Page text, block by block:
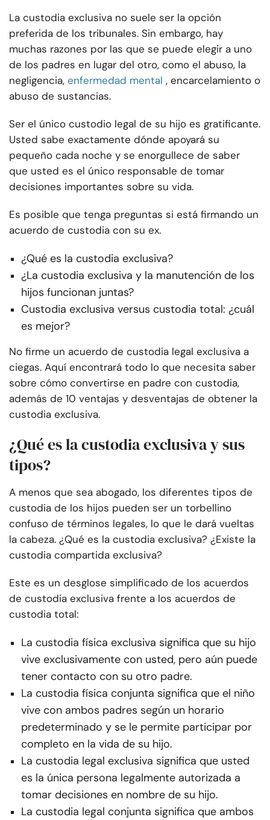
La custodia exclusiva no suele ser la opción
preferida de los tribunales. Sin embargo, hay
muchas razones por las que se puede elegir a uno
de los padres en lugar del otro, como el abuso, la
negligencia, enfermedad mental , encarcelamiento o
abuso de sustancias.
Ser el único custodio legal de su hijo es gratificante.
Usted sabe exactamente dónde apoyará su
pequeño cada noche y se enorgullece de saber
que usted es el único responsable de tomar
decisiones importantes sobre su vida.
Es posible que tenga preguntas si está firmando un
acuerdo de custodia con su ex.
¿Qué es la custodia exclusiva?
¿La custodia exclusiva y la manutención de los
hijos funcionan juntas?
Custodia exclusiva versus custodia total: ¿cuál
es mejor?
No firme un acuerdo de custodia legal exclusiva a
ciegas. Aquí encontrará todo lo que necesita saber
sobre cómo convertirse en padre con custodia,
además de 10 ventajas y desventajas de obtener la
custodia exclusiva.
¿Qué es la custodia exclusiva y sus
tipos?
A menos que sea abogado, los diferentes tipos de
custodia de los hijos pueden ser un torbellino
confuso de términos legales, lo que le dará vueltas
la cabeza. ¿Qué es la custodia exclusiva? ¿Existe la
custodia compartida exclusiva?
Este es un desglose simplificado de los acuerdos
de custodia exclusiva frente a los acuerdos de
custodia total:
La custodia física exclusiva significa que su hijo
vive exclusivamente con usted, pero aún puede
tener contacto con su otro padre.
La custodia física conjunta significa que el niño
vive con ambos padres según un horario
predeterminado y se le permite participar por
completo en la vida de su hijo.
La custodia legal exclusiva significa que usted
es la única persona legalmente autorizada a
tomar decisiones en nombre de su hijo.
La custodia legal conjunta significa que ambos